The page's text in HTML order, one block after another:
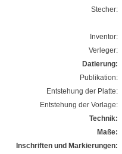
Stecher:
Inventor:
Verleger:
Datierung:
Publikation:
Entstehung der Platte:
Entstehung der Vorlage:
Technik:
Maße:
Inschriften und Markierungen: